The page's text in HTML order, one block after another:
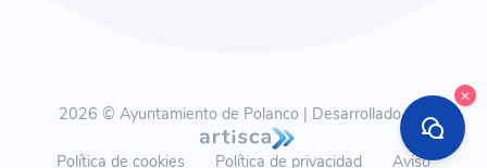
×
2026 © Ayuntamiento de Polanco | Desarrollado por
Política de cookies Política de privacidad Aviso